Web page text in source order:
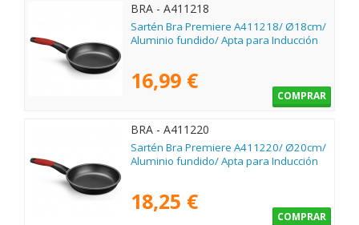
BRA - A411218
Sartén Bra Premiere A411218/ Ø18cm/
Aluminio fundido/ Apta para Inducción
16,99 €
COMPRAR
BRA - A411220
Sartén Bra Premiere A411220/ Ø20cm/
Aluminio fundido/ Apta para Inducción
18,25 €
COMPRAR